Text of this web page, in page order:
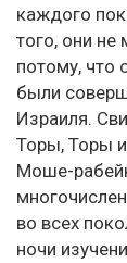
каждого
того, они
потому, что
были
Израиля.
Торы, Торы
Моше-
во всех
ночи